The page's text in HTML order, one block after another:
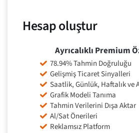
Hesap oluştur
Ayrıcalıklı Premium
78.94% Tahmin Doğruluğu
Gelişmiş Ticaret Sinyalleri
Saatlik, Günlük, Haftalık ve
Grafik Modeli Tanıma
Tahmin Verilerini Dışa Aktar
Al/Sat Önerileri
Reklamsız Platform